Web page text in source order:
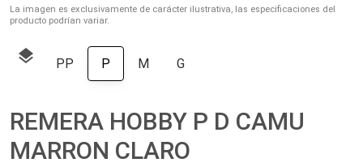
La imagen es exclusivamente de carácter ilustrativa, las especificaciones del
producto podrían variar.
layers PP P M G
REMERA HOBBY P D CAMU
MARRON CLARO